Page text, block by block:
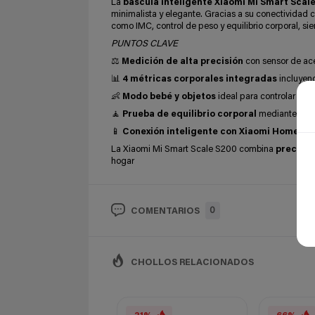
La báscula inteligente Xiaomi Mi Smart
minimalista y elegante. Gracias a su conectividad
como IMC, control de peso y equilibrio corporal,
PUNTOS CLAVE
⚖️ Medición de alta precisión con sensor de
📊 4 métricas corporales integradas
👶 Modo bebé y objetos ideal para controlar el
🧘
Prueba de equilibrio corporal
mediante
📱 Conexión inteligente con Xiaomi Home
La Xiaomi Mi Smart Scale S200 combina precisión
hogar
COMENTARIOS 0
CHOLLOS RELACIONADOS